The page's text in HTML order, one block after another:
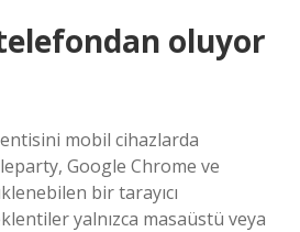
oluyor
mobil cihazlarda
Google Chrome ve
bir tarayıcı
yalnızca masaüstü veya